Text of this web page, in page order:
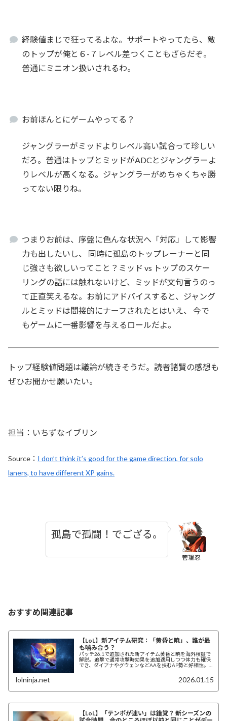
経験値まじで狂ってるよな。サポートやってたら、敵
のトップが俺と６-７レベル差つくこともざらだぞ。
普通にミニオン扱いされるわ。
お前ほんとにゲームやってる？
ジャングラーがミッドよりレベル高い試合って珍しい
だろ。普通はトップとミッドがADCとジャングラーよ
りレベルが高くなる。ジャングラーがめちゃくちゃ勝
ってない限りね。
つまりお前は、序盤に色んな状況へ「対応」して影響
力も出したいし、 同時に孤島のトップレーナーと同
じ強さも欲しいってこと？ミッド vs トップのスケー
リングの話には触れないけど、ミッドが文句言うのっ
て正直笑えるな。お前にアドバイスすると、ジャング
ルとミッドは間接的にナーフされたとはいえ、 今で
もゲームに一番影響を与えるロールだよ。
トップ経験値問題は議論が続きそうだ。読者諸賢の感想も
ぜひお聞かせ願いたい。
担当：いちずなイブリン
Source： I don’t think it’s good for the game direction, for solo
laners, to have different XP gains.
管理忍
孤島で孤闘！でござる。
おすすめ関連記事
【LoL】新アイテム研究：「黄昏と暁」、誰が最
も噛み合う？
パッチ26.1で追加された新アイテム黄昏と暁を海外検証で
解説。追撃で通常攻撃時効果を追加適用しつつ体力も確保
でき、ダイアナやグウェンなどAAを挟むAP勢と好相性。
lolninja.net 2026.01.15
【LoL】「テンポが速い」は錯覚？ 新シーズンの